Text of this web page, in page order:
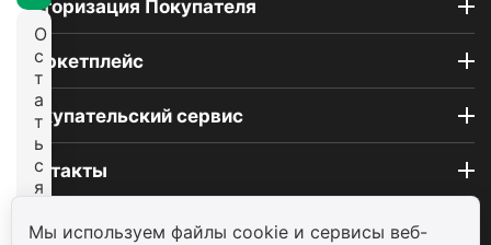
Авторизация Покупателя
Маркетплейс
Покупательский сервис
Контакты
© 2004 - 2026 ООО «ТП САВДА»
О
с
т
а
т
ь
с
я
а
Мы используем файлы cookie и сервисы веб-